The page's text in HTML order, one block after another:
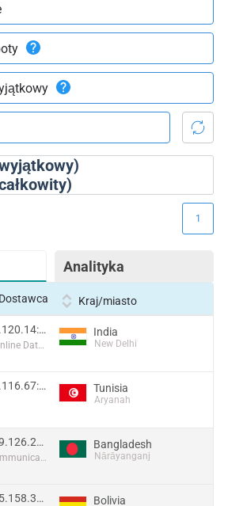
Analityka
1
Kraj/miasto
164.52.120.14:17012
Capitalonline Data Service (HK) Co
India
New Delhi
197.15.116.67:35650 Tunisia
Aryanah
103.179.126.203:56938
Rego Communications Ltd
Bangladesh
Nārāyanganj
200.105.158.39:46734 Bolivia